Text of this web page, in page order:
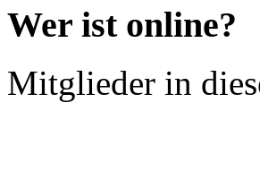
Wer ist online?
Mitglieder in